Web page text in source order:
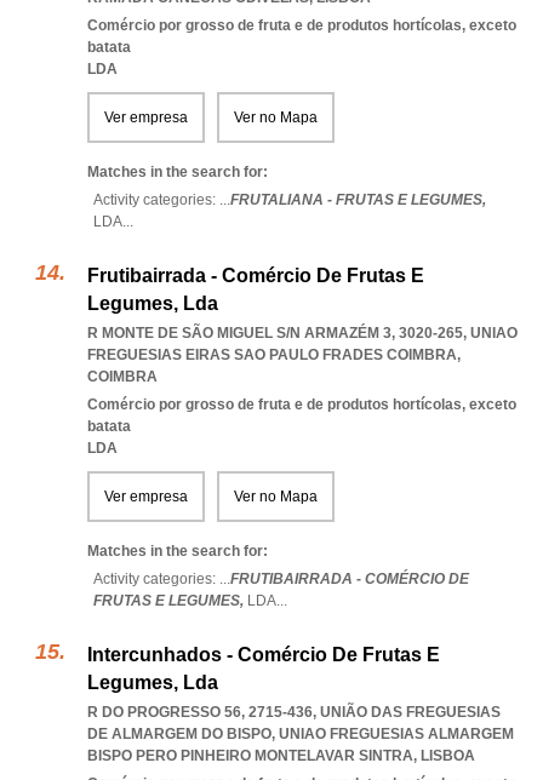
Comércio por grosso de fruta e de produtos hortícolas, exceto
batata
LDA
Ver empresa Ver no Mapa
Matches in the search for:
Activity categories: ...FRUTALIANA - FRUTAS E LEGUMES,
LDA...
Frutibairrada - Comércio De Frutas E
Legumes, Lda
R MONTE DE SÃO MIGUEL S/N ARMAZÉM 3, 3020-265, UNIAO
FREGUESIAS EIRAS SAO PAULO FRADES COIMBRA,
COIMBRA
Comércio por grosso de fruta e de produtos hortícolas, exceto
batata
LDA
Ver empresa Ver no Mapa
Matches in the search for:
Activity categories: ...FRUTIBAIRRADA - COMÉRCIO DE
FRUTAS E LEGUMES, LDA...
Intercunhados - Comércio De Frutas E
Legumes, Lda
R DO PROGRESSO 56, 2715-436, UNIÃO DAS FREGUESIAS
DE ALMARGEM DO BISPO, UNIAO FREGUESIAS ALMARGEM
BISPO PERO PINHEIRO MONTELAVAR SINTRA, LISBOA